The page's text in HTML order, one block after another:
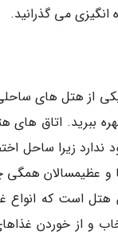
می گذرانید.
باشد و یکی از هتل
ببرید. اتاق های
ندارد زیرا ساحل
و عظیمسالان همگی
است که انواع
و از خوردن